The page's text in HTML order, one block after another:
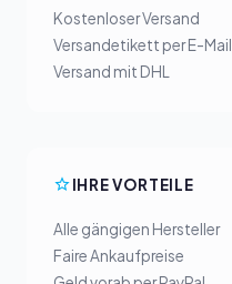
Kostenloser Versand
Versandetikett per E-Mail
Versand mit DHL
IHRE VORTEILE
Alle gängigen Hersteller
Faire Ankaufpreise